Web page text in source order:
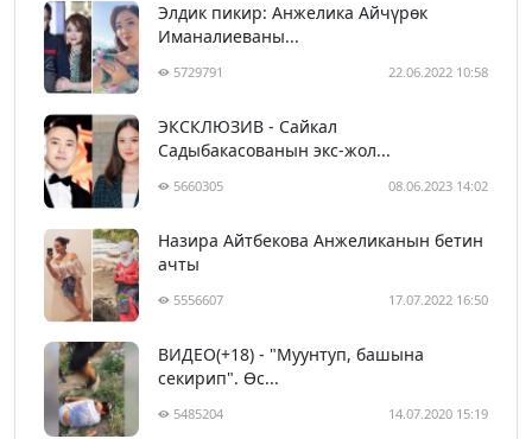
Элдик пикир: Анжелика Айчүрөк
Иманалиеваны...
5729791 22.06.2022 10:58
ЭКСКЛЮЗИВ - Сайкал
Садыбакасованын экс-жол...
5660305 08.06.2023 14:02
Назира Айтбекова Анжеликанын бетин
ачты
5556607 17.07.2022 16:50
ВИДЕО(+18) - "Муунтуп, башына
секирип". Өс...
5485204 14.07.2020 15:19